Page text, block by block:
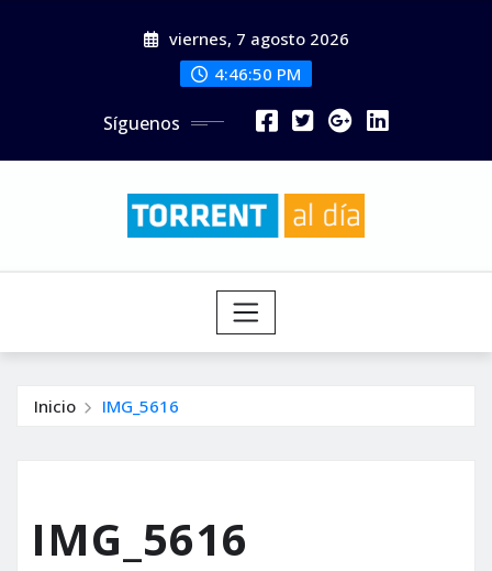
viernes, 7 agosto 2026
4:46:51 PM
Síguenos
Inicio IMG_5616
IMG_5616